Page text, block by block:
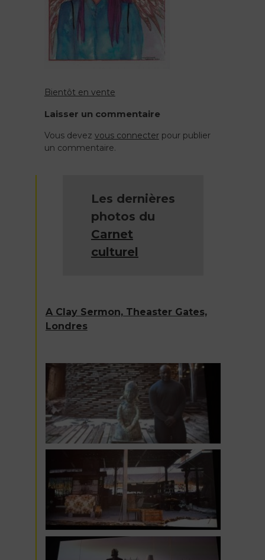
Navigation
de
l’article
Bientôt en vente
Laisser un commentaire
Vous devez vous connecterpour publier
un commentaire.
Les dernières
photos du
Carnet
culturel
A Clay Sermon, Theaster Gates,
Londres